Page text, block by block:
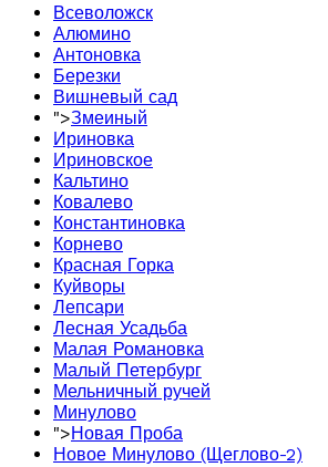
Всеволожск
Алюмино
Антоновка
Березки
Вишневый сад
">Змеиный
Ириновка
Ириновское
Кальтино
Ковалево
Константиновка
Корнево
Красная Горка
Куйворы
Лепсари
Лесная Усадьба
Малая Романовка
Малый Петербург
Мельничный ручей
Минулово
">Новая Проба
Новое Минулово (Щеглово-2)